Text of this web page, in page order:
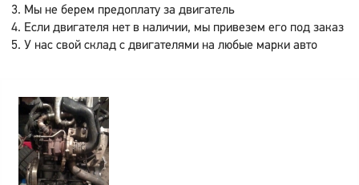
Мы не берем предоплату за двигатель
Если двигателя нет в наличии, мы привезем его под заказ
У нас свой склад с двигателями на любые марки авто